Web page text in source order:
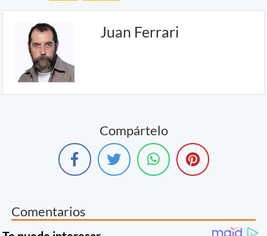
Juan Ferrari
Compártelo
Comentarios